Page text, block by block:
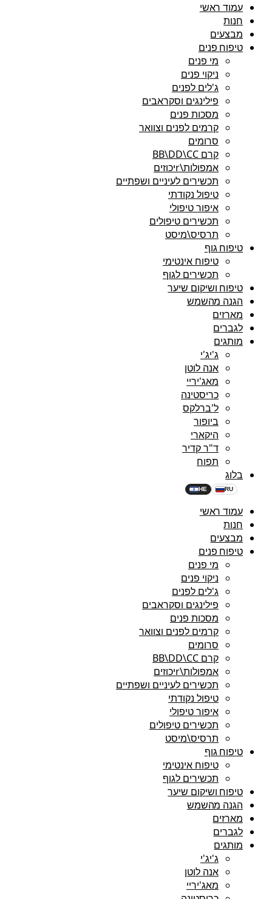
עמוד ראשי
חנות
מבצעים
טיפוח פנים
מי פנים
ניקוי פנים
ג'לים לפנים
פילינגים וסקראבים
מסכות פנים
קרמים לפנים וצוואר
סרומים
קרם BB\DD\CC
אמפולות\rיכוזים
תכשירים לעיניים ושפתיים
טיפול נקודתי
איפור טיפולי
תכשירים טיפולים
תרסיס\מיסט
טיפוח גוף
טיפוח אינטימי
תכשירים לגוף
טיפוח ושיקום שיער
הגנה מהשמש
מארזים
לגברים
מותגים
ג'יג'י
אנה לוטן
מאג'יריי
כריסטינה
ל'ברלקס
ביופור
היקארי
ד"ר קדיר
תפוח
בלוג
HE RU
עמוד ראשי
חנות
מבצעים
טיפוח פנים
מי פנים
ניקוי פנים
ג'לים לפנים
פילינגים וסקראבים
מסכות פנים
קרמים לפנים וצוואר
סרומים
קרם BB\DD\CC
אמפולות\rיכוזים
תכשירים לעיניים ושפתיים
טיפול נקודתי
איפור טיפולי
תכשירים טיפולים
תרסיס\מיסט
טיפוח גוף
טיפוח אינטימי
תכשירים לגוף
טיפוח ושיקום שיער
הגנה מהשמש
מארזים
לגברים
מותגים
ג'יג'י
אנה לוטן
מאג'יריי